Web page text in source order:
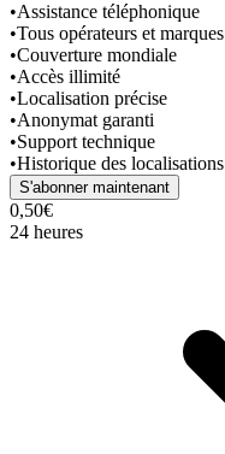
•Assistance téléphonique
•Tous opérateurs et marques
•Couverture mondiale
•Accès illimité
•Localisation précise
•Anonymat garanti
•Support technique
•Historique des localisations
S'abonner maintenant
0,50€
24 heures